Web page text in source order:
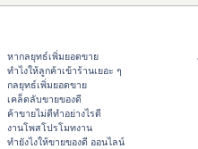
หากลยุทธ์เพิ่มยอดขาย
ทําไงให้ลูกค้าเข้าร้านเยอะ ๆ
กลยุทธ์เพิ่มยอดขาย
เคล็ดลับขายของดี
ค้าขายไม่ดีทำอย่างไรดี
งานโพสโปรโมทงาน
ทํายังไงให้ขายของดี ออนไลน์